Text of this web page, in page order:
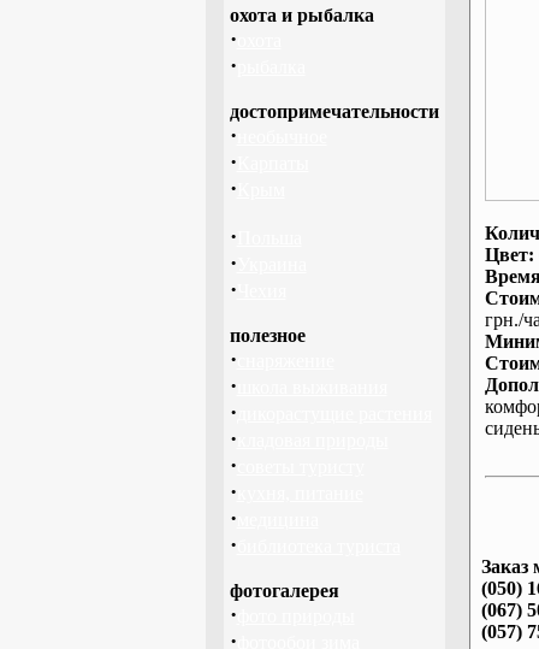
охота и рыбалка
·
·
достопримечательности
·
·
·
·
·
·
полезное
·
·
·
·
·
·
·
·
фотогалерея
·
·
Цвет:
грн./
Заказ
(050)
(067)
(057)